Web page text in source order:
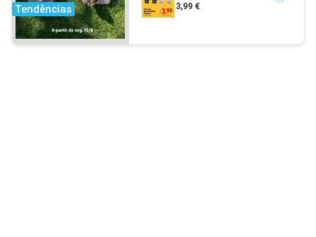
Tendências
3,99 €